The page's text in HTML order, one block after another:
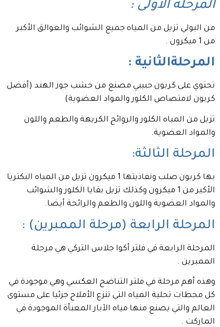
المرحلة الأولى :
من البولي تزيل من المياه جميع الشوائب والعوالق الأكبر
من 1 ميكرون .
المرحلةالثانية :
تحتوي على كربون حبيبي مصنع من خشب جوز الهند (أفضل
كربون لامتصاص الكلور والمواد العضوية)
تزيل من المياه الكلور والروائح الكريهة والطعم واللون
والمواد العضوية.
المرحلة الثالثة:
بها كربون صلب ونفاذيتها 1 ميكرون تزيل من المياه البكتريا
الأكبر من 1 ميكرون وكذلك تزيل بقايا الكلور والشوائب
والمواد العضوية واللون والطعم والرائحة أيضا.
المرحلة الرابعة (مرحلة الممبرين) :
المرحلة الرابعة في فلتر أكوا جلاس التركي هي مرحلة
الممبرين .
وهذه أهم مرحلة في فلتر التناضح العكسي وهي موجودة في
كل محطات تحلية المياه التي تنزع الأملاح جزئيا على مستوى
العالم والتي يصنع منها مياه الآبار المعبأة الموجودة في
الماركت .